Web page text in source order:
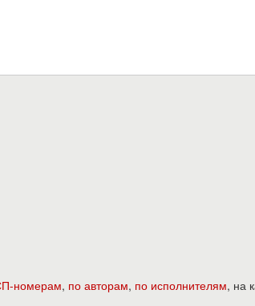
номерам, по авторам, по исполнителям, на